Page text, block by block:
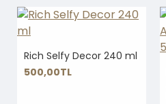
Rich Selfy Decor 240 ml
500,00TL